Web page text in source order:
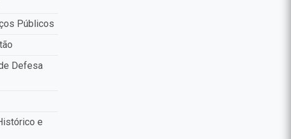
Públicos
Defesa
e